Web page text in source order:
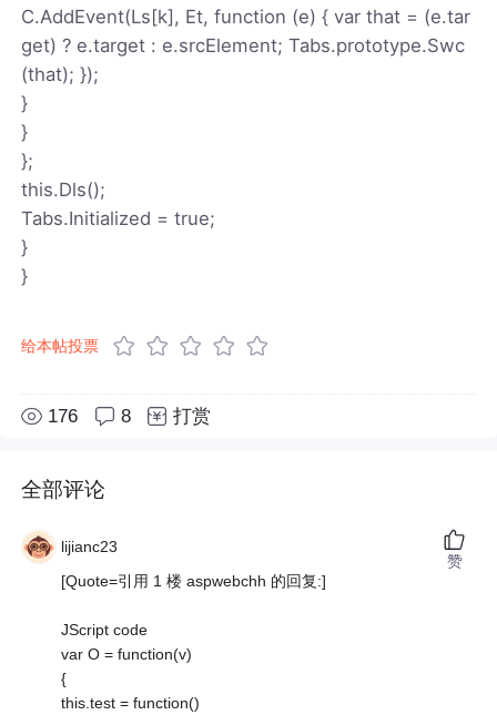
C.AddEvent(Ls[k], Et, function (e) { var that = (e.tar
get) ? e.target : e.srcElement; Tabs.prototype.Swc
(that); });
}
}
};
this.Dls();
Tabs.Initialized = true;
}
}
给本帖投票
176 8 打赏
全部评论
lijianc23
[Quote=引用 1 楼 aspwebchh 的回复:]
JScript code
var O = function(v)
{
this.test = function()
赞